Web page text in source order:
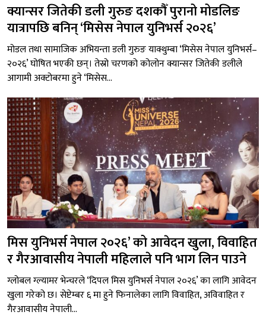
क्यान्सर जितेकी डली गुरुङ दशकौँ पुरानो मोडलिङ
यात्रापछि बनिन् ‘मिसेस नेपाल युनिभर्स २०२६’
मोडल तथा सामाजिक अभियन्ता डली गुरुङ याक्थुम्बा ‘मिसेस नेपाल युनिभर्स–
२०२६’ घोषित भएकी छन्। तेस्रो चरणको कोलोन क्यान्सर जितेकी डलीले
आगामी अक्टोबरमा हुने ‘मिसेस...
मिस युनिभर्स नेपाल २०२६’ को आवेदन खुला, विवाहित
र गैरआवासीय नेपाली महिलाले पनि भाग लिन पाउने
ग्लोबल ग्ल्यामर भेन्चरले ‘दिपल मिस युनिभर्स नेपाल २०२६’ का लागि आवेदन
खुला गरेको छ। सेप्टेम्बर ६ मा हुने फिनालेका लागि विवाहित, अविवाहित र
गैरआवासीय नेपाली...